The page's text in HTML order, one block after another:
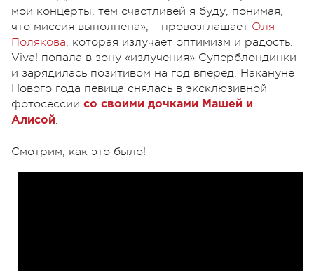
мои концерты, тем счастливей я буду, понимая,
что миссия выполнена», – провозглашает Оля
Полякова, которая излучает оптимизм и радость.
Viva! попала в зону «излучения» Суперблондинки
и зарядилась позитивом на год вперед. Накануне
Нового года певица снялась в эксклюзивной
фотосессии со своими дочками Машей и
Алисой.
Смотрим, как это было!